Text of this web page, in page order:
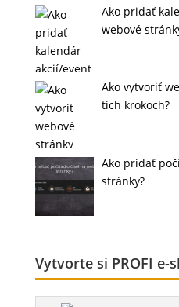
Ako pridať
webové
Ako vytvoriť
tich krokoch?
Ako pridať
stránky?
Vytvorte si PROFI e-